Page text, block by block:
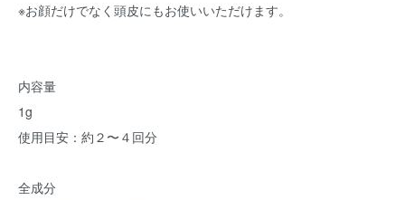
※お顔だけでなく頭皮にもお使いいただけます。
内容量
1g
使用目安：約２〜４回分
全成分